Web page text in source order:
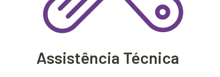
Assistência Técnica